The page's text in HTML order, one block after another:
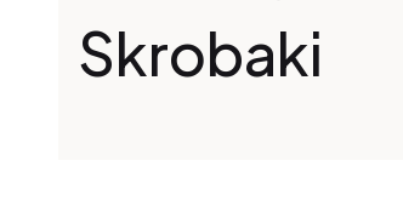
Skrobaki